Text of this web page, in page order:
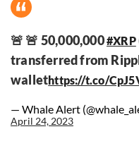
🚨 🚨 50,000,000#XRP
transferred from
wallethttps://t.co/
— Whale Alert
April 24, 2023